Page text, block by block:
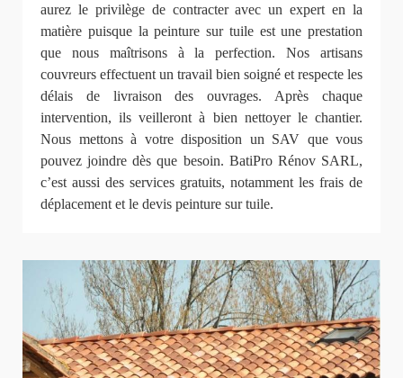
aurez le privilège de contracter avec un expert en la
matière puisque la peinture sur tuile est une prestation
que nous maîtrisons à la perfection. Nos artisans
couvreurs effectuent un travail bien soigné et respecte les
délais de livraison des ouvrages. Après chaque
intervention, ils veilleront à bien nettoyer le chantier.
Nous mettons à votre disposition un SAV que vous
pouvez joindre dès que besoin. BatiPro Rénov SARL,
c’est aussi des services gratuits, notamment les frais de
déplacement et le devis peinture sur tuile.